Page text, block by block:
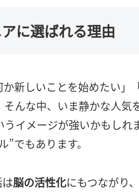
に選ばれる理由
新しいことを始めたい」
んな中、いま静かな人気
イメージが強いかもし
でもあります。
脳の活性化にもつながり、